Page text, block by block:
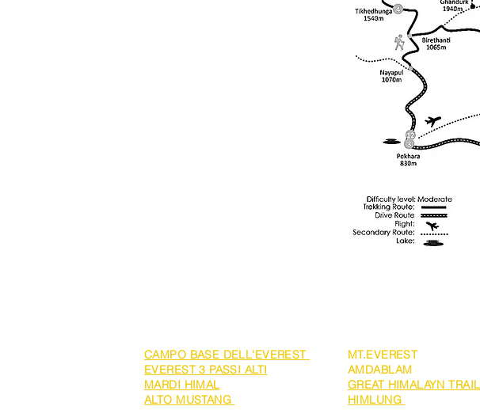
CAMPO BASE DELL'EVEREST
EVEREST 3 PASSI ALTI
MARDI HIMAL
ALTO MUSTANG
MT.EVEREST
AMDABLAM
GREAT HIMALAYN
HIMLUNG